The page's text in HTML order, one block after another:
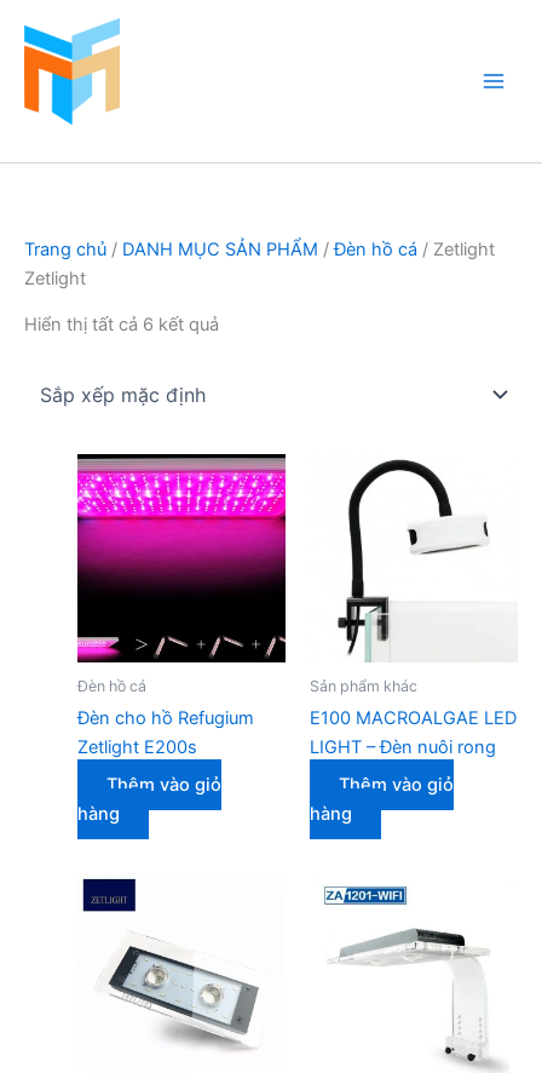
Trang chủ / DANH MỤC SẢN PHẨM /Đèn hồ cá / Zetlight
Zetlight
Hiển thị tất cả 6 kết quả
Đèn hồ cá
Đèn cho hồ Refugium
Zetlight E200s
Thêm vào giỏ
hàng
Sản phẩm khác
E100 MACROALGAE LED
LIGHT – Đèn nuôi rong
Thêm vào giỏ
hàng